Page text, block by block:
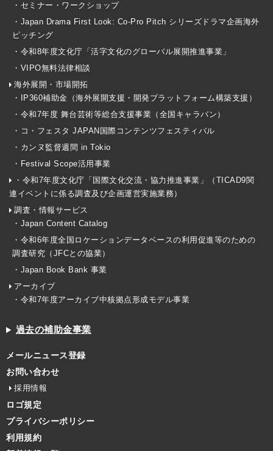
・セミナー・ワークショップ
・Japan Drama First Look: Co-Pro Pitch シリーズドラマ企画海外
ピッチング
・令和8年度文化庁「活字文化のグローバル展開推進事業」
・VIPO無料法律相談
海外展開・市場開拓
・IP360補助金（海外展開支援・開発プラットフォーム構築支援）
・令和7年度 舞台芸術等総合支援事業（全国キャラバン）
・コ・フェスタ JAPAN国際コンテンツフェスティバル
・カンヌ監督週間 in Tokio
・Festival Scope活用事業
・令和7年度文化庁「国際文化交流・協力推進事業」（TICAD9関
連イベントに係る調査及び企画運営実施業務）
調査・情報サービス
・Japan Content Catalog
・令和6年度全国ロケーションデータベースの利用促進等のための
調査研究（JFCとの協業）
・Japan Book Bank 事業
アーカイブ
・令和7年度アーカイブ中核拠点形成モデル事業
過去の補助金事業
メールニュース登録
お問い合わせ
採用情報
ロゴ規定
プライバシーポリシー
利用規約